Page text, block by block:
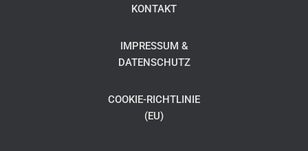
KONTAKT
IMPRESSUM &
DATENSCHUTZ
COOKIE-RICHTLINIE
(EU)